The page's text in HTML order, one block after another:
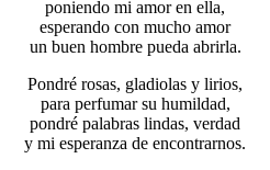
poniendo mi amor en ella,
esperando con mucho amor
un buen hombre pueda abrirla.
Pondré rosas, gladiolas y lirios,
para perfumar su humildad,
pondré palabras lindas, verdad
y mi esperanza de encontrarnos.